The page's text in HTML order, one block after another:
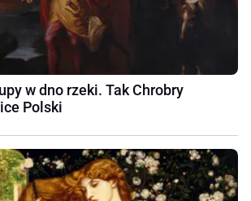
w dno rzeki. Tak Chrobry
Polski